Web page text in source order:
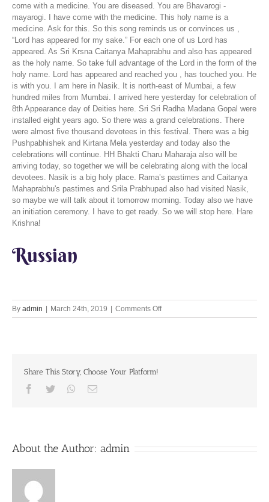
come with a medicine. You are diseased. You are Bhavarogi -
mayarogi. I have come with the medicine. This holy name is a
medicine. Ask for this. So this song reminds us or convinces us ,
“Lord has appeared for my sake.” For each one of us Lord has
appeared. As Sri Krsna Caitanya Mahaprabhu and also has appeared
as the holy name. So take full advantage of the Lord in the form of the
holy name. Lord has appeared and reached you , has touched you. He
is with you. I am here in Nasik. It is north-east of Mumbai, a few
hundred miles from Mumbai. I arrived here yesterday for celebration of
8th Appearance day of Deities here. Sri Sri Radha Madana Gopal were
installed eight years ago. So there was a grand celebrations. There
were almost five thousand devotees in this festival. There was a big
Pushpabhishek and Kirtana Mela yesterday and today also the
celebrations will continue. HH Bhakti Charu Maharaja also will be
arriving today, so together we will be celebrating along with the local
devotees. Nasik is a big holy place. Rama’s pastimes and Caitanya
Mahaprabhu's pastimes and Srila Prabhupad also had visited Nasik,
so maybe we will talk about it tomorrow morning. Today also we have
an initiation ceremony. I have to get ready. So we will stop here. Hare
Krishna!
Russian
By admin | March 24th, 2019 | Comments Offon
Lord
Share This Story, Choose Your Platform!
Facebook
Twitter Whatsapp
Email
About the Author: admin